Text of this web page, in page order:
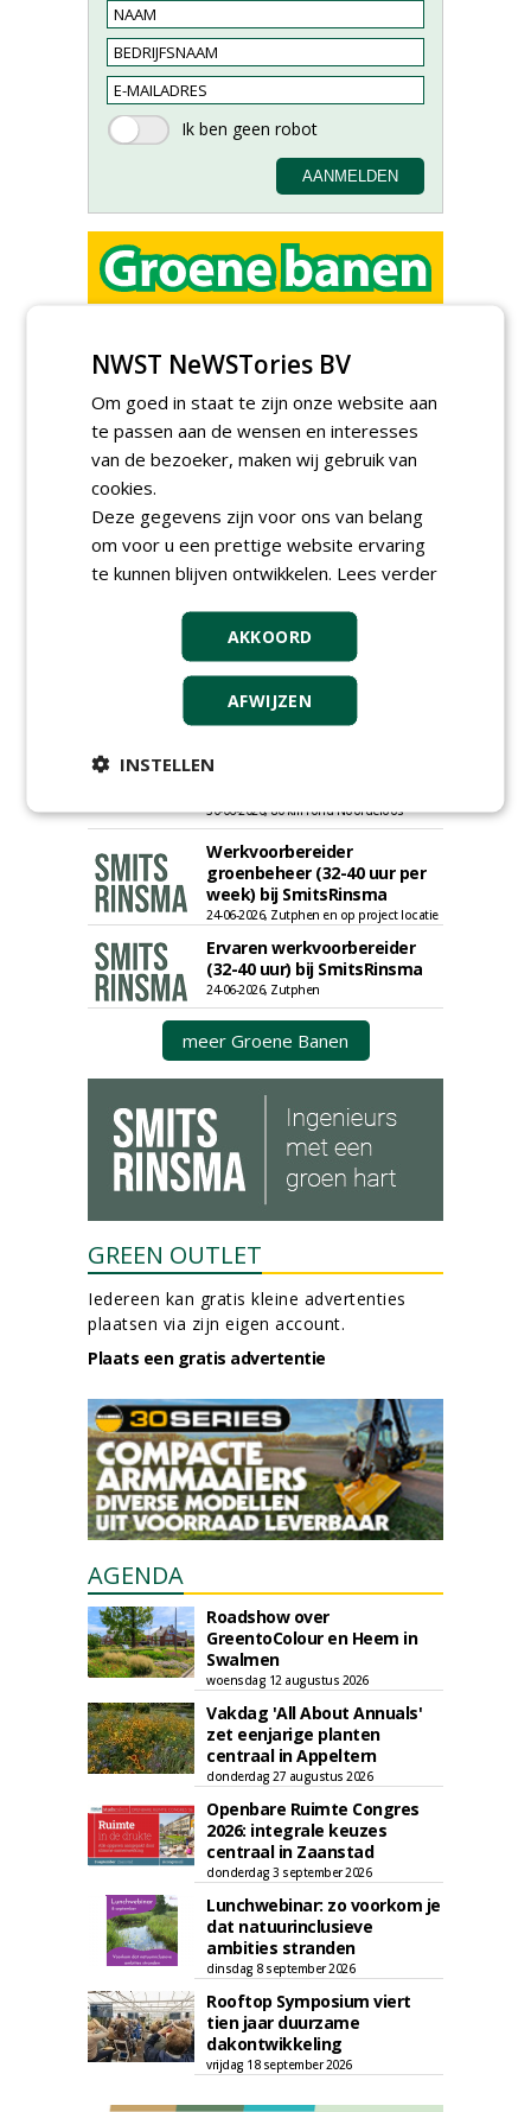
Vos Capelle
Accountmanager Nederland
bij Dabekausen
15-07-2026, Nederweert
Projectcoördinator milieu en
saneringen JdB groep
30-06-2026, Hoofddorp
calculator Groendaken bij
Wallaard
European Tree Worker bij
Wallaard
30-06-2026, 80 km rond Noordeloos
Meewerkend Voorman Groen
30-06-2026, 80 km rond Noordeloos
Werkvoorbereider
groenbeheer (32-40 uur per
week) bij SmitsRinsma
24-06-2026, Zutphen en op project locatie
Ervaren werkvoorbereider
(32-40 uur) bij SmitsRinsma
24-06-2026, Zutphen
meer Groene Banen
GREEN OUTLET
Iedereen kan gratis kleine advertenties
plaatsen via zijn eigen account.
Plaats een gratis advertentie
AGENDA
Roadshow over
GreentoColour en Heem in
Swalmen
woensdag 12 augustus 2026
Vakdag 'All About Annuals'
zet eenjarige planten
centraal in Appeltern
donderdag 27 augustus 2026
Openbare Ruimte Congres
2026: integrale keuzes
centraal in Zaanstad
donderdag 3 september 2026
Lunchwebinar: zo voorkom je
dat natuurinclusieve
ambities stranden
dinsdag 8 september 2026
Rooftop Symposium viert
tien jaar duurzame
dakontwikkeling
vrijdag 18 september 2026
NWST NeWSTories BV
Om goed in staat te zijn onze website aan
te passen aan de wensen en interesses
van de bezoeker, maken wij gebruik van
cookies.
Deze gegevens zijn voor ons van belang
om voor u een prettige website ervaring
te kunnen blijven ontwikkelen. Lees verder
AKKOORD
AFWIJZEN
INSTELLEN